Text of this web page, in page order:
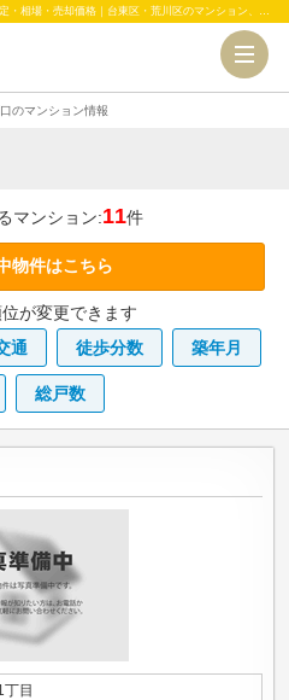
関口のマンション情報｜購入・売り物件、売却査定・相場・売却価格｜台東区・荒川区のマンション、中古・新築一戸建、土地のことならセンチュリー21クレール不動産
のマンション情報
マンション:11件
物件はこちら
が変更できます
通 徒歩分数 築年月
総戸数
目